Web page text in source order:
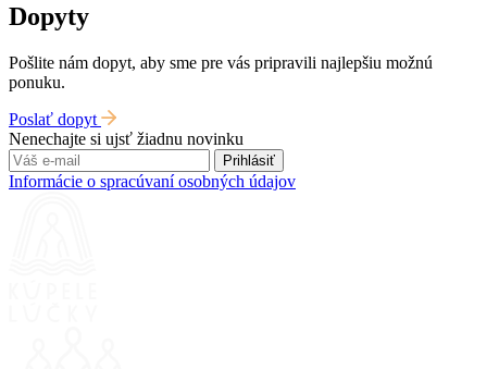
Dopyty
Pošlite nám dopyt, aby sme pre vás pripravili najlepšiu možnú
ponuku.
Poslať dopyt
Nenechajte si ujsť žiadnu novinku
Prihlásiť
Informácie o spracúvaní osobných údajov